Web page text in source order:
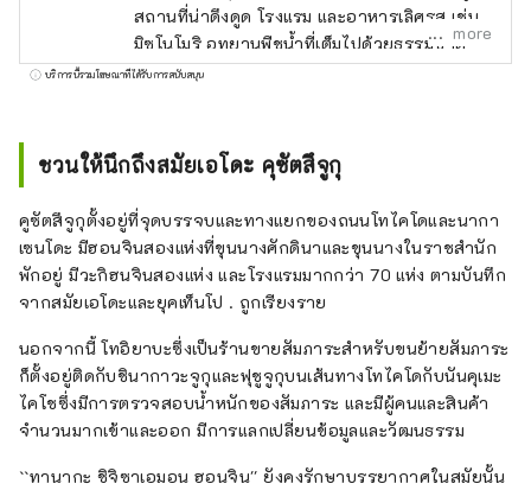
สถานที่น่าดึงดูด โรงแรม และอาหารเลิศรส เช่น
มิซูโนโมริ อุทยานพืชน้ำที่เต็มไปด้วยธรรมชาติ
พิพิธภัณฑ์ทะเลสาบบิวะ ศาลเจ้าทาจิกิและศาล
more
บริการนี้รวมโฆษณาที่ได้รับการสนับสนุน
ชวนให้นึกถึงสมัยเอโดะ คุซัตสึจูกุ
คูซัตสึจูกุตั้งอยู่ที่จุดบรรจบและทางแยกของถนนโทไคโดและนากา
เซนโดะ มีฮอนจินสองแห่งที่ขุนนางศักดินาและขุนนางในราชสำนัก
พักอยู่ มีวะกิฮนจินสองแห่ง และโรงแรมมากกว่า 70 แห่ง ตามบันทึก
จากสมัยเอโดะและยุคเท็นโป . ถูกเรียงราย
นอกจากนี้ โทอิยาบะซึ่งเป็นร้านขายสัมภาระสำหรับขนย้ายสัมภาระ
ก็ตั้งอยู่ติดกับชินากาวะจูกุและฟุชูจูกุบนเส้นทางโทไคโดกับนันคุเมะ
ไคโชซึ่งมีการตรวจสอบน้ำหนักของสัมภาระ และมีผู้คนและสินค้า
จำนวนมากเข้าและออก มีการแลกเปลี่ยนข้อมูลและวัฒนธรรม
``ทานากะ ชิจิซาเอมอน ฮอนจิน'' ยังคงรักษาบรรยากาศในสมัยนั้น